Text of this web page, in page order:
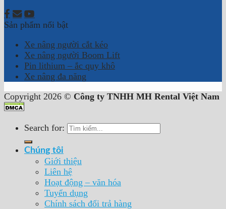
Sản phẩm nổi bật
Xe nâng người cắt kéo
Xe nâng người Boom Lift
Pin lithium – ắc quy khô
Xe nâng đa năng
Copyright 2026 © Công ty TNHH MH Rental Việt Nam
Search for:
Chúng tôi
Giới thiệu
Liên hệ
Hoạt động – văn hóa
Tuyển dụng
Chính sách đổi trả hàng